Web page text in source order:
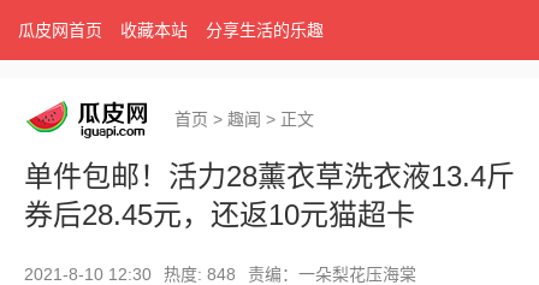
瓜皮网首页 收藏本站 分享生活的乐趣
首页 > 趣闻 > 正文
单件包邮！活力28薰衣草洗衣液13.4斤
券后28.45元，还返10元猫超卡
2021-8-10 12:30 热度: 848 责编：一朵梨花压海棠